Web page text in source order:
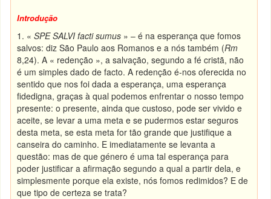
Introdução
1. «SPE SALVI facti sumus » – é na esperança que fomos
salvos: diz São Paulo aos Romanos e a nós também (Rm
8,24). A « redenção », a salvação, segundo a fé cristã, não
é um simples dado de facto. A redenção é-nos oferecida no
sentido que nos foi dada a esperança, uma esperança
fidedigna, graças à qual podemos enfrentar o nosso tempo
presente: o presente, ainda que custoso, pode ser vivido e
aceite, se levar a uma meta e se pudermos estar seguros
desta meta, se esta meta for tão grande que justifique a
canseira do caminho. E imediatamente se levanta a
questão: mas de que género é uma tal esperança para
poder justificar a afirmação segundo a qual a partir dela, e
simplesmente porque ela existe, nós fomos redimidos? E de
que tipo de certeza se trata?